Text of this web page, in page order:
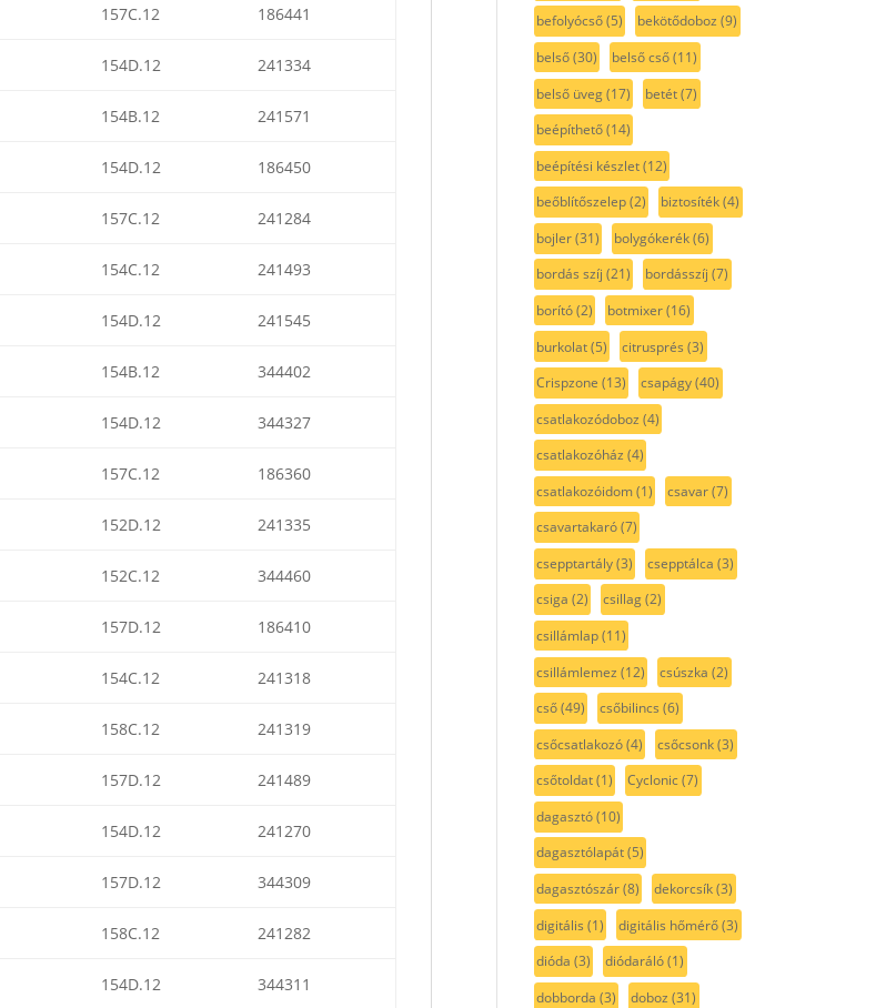
157C.12 186441
154D.12 241334
154B.12 241571
154D.12 186450
157C.12 241284
154C.12 241493
154D.12 241545
154B.12 344402
154D.12 344327
157C.12 186360
152D.12 241335
152C.12 344460
157D.12 186410
154C.12 241318
158C.12 241319
157D.12 241489
154D.12 241270
157D.12 344309
158C.12 241282
154D.12 344311
befolyócső(5) bekötődoboz (9)
belső(30) belső cső(11)
belső üveg(17) betét(7)
beépíthető(14)
beépítési készlet(12)
beőblítőszelep(2) biztosíték(4)
bojler(31) bolygókerék(6)
bordás szíj (21) bordásszíj (7)
borító(2) botmixer(16)
burkolat(5) citrusprés (3)
Crispzone (13) csapágy(40)
csatlakozódoboz (4)
csatlakozóház (4)
csatlakozóidom(1) csavar(7)
csavartakaró(7)
csepptartály(3) csepptálca (3)
csiga (2) csillag(2)
csillámlap(11)
csillámlemez (12) csúszka (2)
cső(49) csőbilincs (6)
csőcsatlakozó(4) csőcsonk(3)
csőtoldat(1) Cyclonic(7)
dagasztó(10)
dagasztólapát(5)
dagasztószár(8) dekorcsík(3)
digitális (1) digitális hőmérő(3)
dióda (3) diódaráló(1)
dobborda (3) doboz (31)